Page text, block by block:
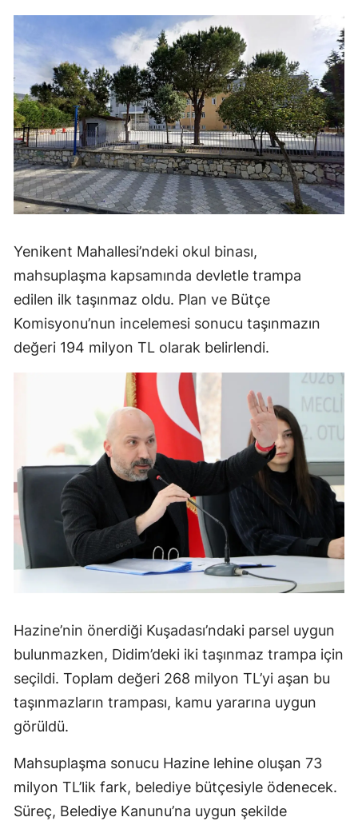
Yenikent Mahallesi’ndeki okul binası,
mahsuplaşma kapsamında devletle trampa
edilen ilk taşınmaz oldu. Plan ve Bütçe
Komisyonu’nun incelemesi sonucu taşınmazın
değeri 194 milyon TL olarak belirlendi.
Hazine’nin önerdiği Kuşadası’ndaki parsel uygun
bulunmazken, Didim’deki iki taşınmaz trampa için
seçildi. Toplam değeri 268 milyon TL’yi aşan bu
taşınmazların trampası, kamu yararına uygun
görüldü.
Mahsuplaşma sonucu Hazine lehine oluşan 73
milyon TL’lik fark, belediye bütçesiyle ödenecek.
Süreç, Belediye Kanunu’na uygun şekilde